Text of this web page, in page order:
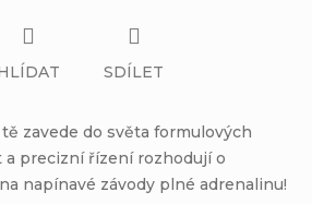
tě zavede do světa formulových
a precizní řízení rozhodují o
napínavé závody plné adrenalinu!
SDÍLET